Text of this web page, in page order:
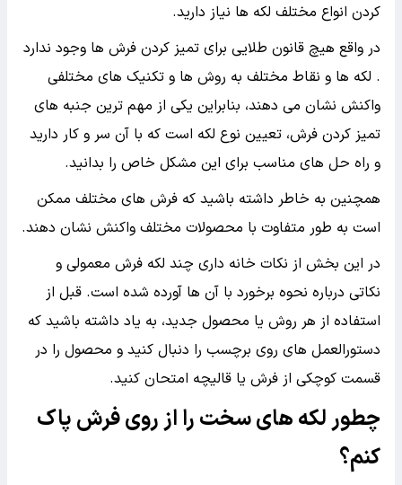
کردن انواع مختلف لکه ها نیاز دارید.
در واقع هیچ قانون طلایی برای تمیز کردن فرش ها وجود ندارد
. لکه ها و نقاط مختلف به روش ها و تکنیک های مختلفی
واکنش نشان می دهند، بنابراین یکی از مهم ترین جنبه های
تمیز کردن فرش، تعیین نوع لکه است که با آن سر و کار دارید
و راه حل های مناسب برای این مشکل خاص را بدانید.
همچنین به خاطر داشته باشید که فرش های مختلف ممکن
است به طور متفاوت با محصولات مختلف واکنش نشان دهند.
در این بخش از نکات خانه داری چند لکه فرش معمولی و
نکاتی درباره نحوه برخورد با آن ها آورده شده است. قبل از
استفاده از هر روش یا محصول جدید، به یاد داشته باشید که
دستورالعمل های روی برچسب را دنبال کنید و محصول را در
قسمت کوچکی از فرش یا قالیچه امتحان کنید.
چطور لکه های سخت را از روی فرش پاک
کنم؟